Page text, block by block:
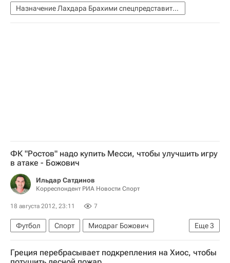
Назначение Лахдара Брахими спецпредставителем ООН и ЛАГ в Сирии
ФК "Ростов" надо купить Месси, чтобы улучшить игру
в атаке - Божович
Ильдар Сатдинов
Корреспондент РИА Новости Спорт
18 августа 2012, 23:11 7
Еще3
Футбол Спорт
Миодраг Божович
РПЛ 2026-2027 (Чемпионат России по футболу)
Ростов
Краснодар
Греция перебрасывает подкрепления на Хиос, чтобы